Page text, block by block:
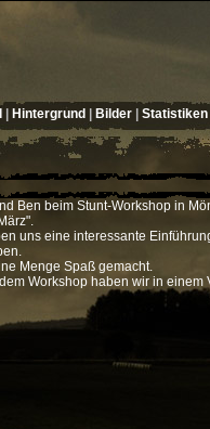
Hintergrund Bilder| Statistiken|
Ben beim Stunt-Workshop in
uns eine interessante
Menge Spaß gemacht.
Workshop haben wir in